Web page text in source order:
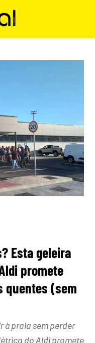
Esta geleira
promete
quentes (sem
à praia sem perder
do Aldi promete